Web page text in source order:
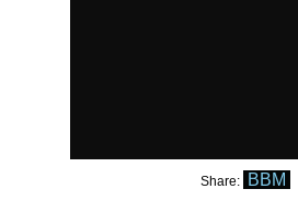
Share: BBM